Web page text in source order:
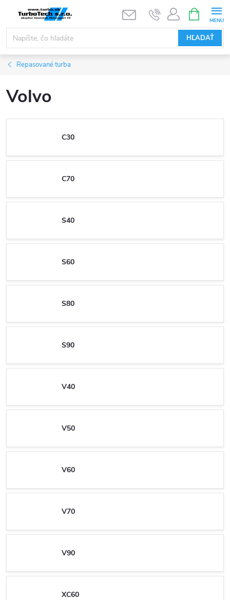
obsah
HĽADAŤ
KOŠÍK
Repasované turba
Volvo
C30
C70
S40
S60
S80
S90
V40
V50
V60
V70
V90
XC60